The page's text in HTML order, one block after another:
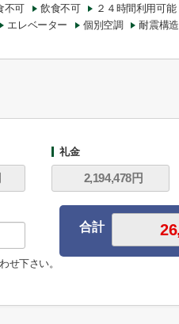
不可 飲食不可 ２４時間利用可能
エレベーター 個別空調 耐震構造
礼金
合計
せ下さい。